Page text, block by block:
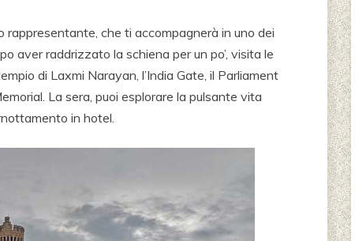
rappresentante, che ti accompagnerà in uno dei
aver raddrizzato la schiena per un po’, visita le
di Laxmi Narayan, l’India Gate, il Parliament
La sera, puoi esplorare la pulsante vita
in hotel.